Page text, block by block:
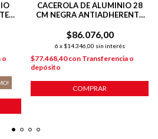
o
CACEROLA DE ALUMINIO 28
CM NEGRA ANTIADHERENTE
$86.076,00
6 x $14.346,00 sin interés
$77.468,40con Transferencia o
depósito
COMPRAR